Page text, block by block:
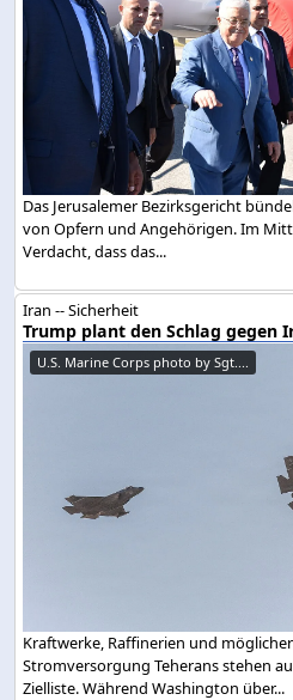
Das Jerusalemer Bezirksgericht
von Opfern und Angehörigen. Im
Verdacht, dass das...
Iran -- Sicherheit
Trump plant den Schlag gegen
U.S. Marine Corps photo by Sgt....
Kraftwerke, Raffinerien und
Stromversorgung Teherans stehen
Zielliste. Während Washington über...